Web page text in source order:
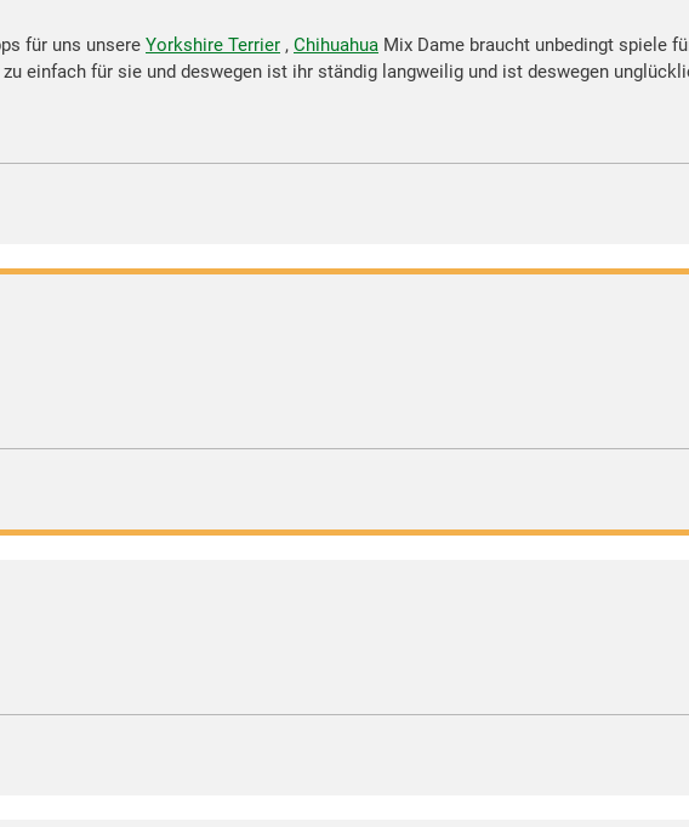
für uns unsere Yorkshire Terrier , Chihuahua Mix Dame braucht unbedingt spiele
einfach für sie und deswegen ist ihr ständig langweilig und ist deswegen